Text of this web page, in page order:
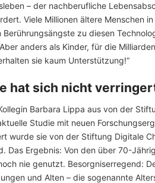
– der nachberufliche
Viele Millionen ältere Menschen
Berührungsängste zu diesen
anders als Kinder, für die
sie kaum Unterstützung!“
hat sich nicht
Barbara Lippa aus von der
Studie mit neuen
wurde sie von der Stiftung Digitale
Das Ergebnis: Von den über 70-
nie genutzt. Besorgniserregend:
und Alten – die sogenannte